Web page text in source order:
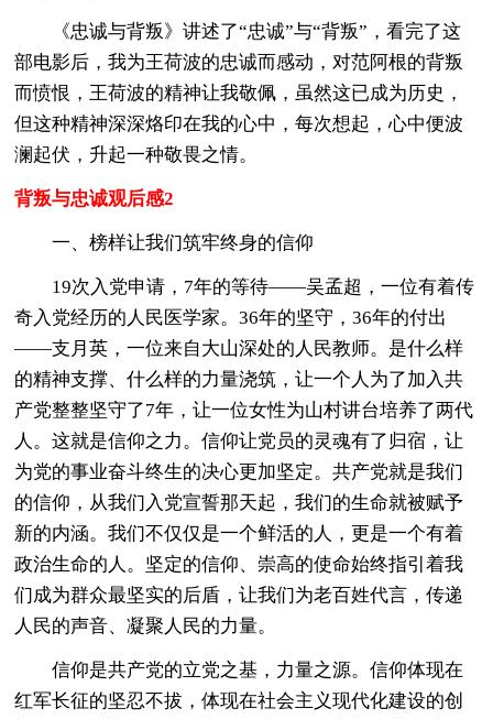
《忠诚与背叛》讲述了“忠诚”与“背叛”，看完了这
部电影后，我为王荷波的忠诚而感动，对范阿根的背叛
而愤恨，王荷波的精神让我敬佩，虽然这已成为历史，
但这种精神深深烙印在我的心中，每次想起，心中便波
澜起伏，升起一种敬畏之情。
背叛与忠诚观后感2
一、榜样让我们筑牢终身的信仰
19次入党申请，7年的等待——吴孟超，一位有着传
奇入党经历的人民医学家。36年的坚守，36年的付出
——支月英，一位来自大山深处的人民教师。是什么样
的精神支撑、什么样的力量浇筑，让一个人为了加入共
产党整整坚守了7年，让一位女性为山村讲台培养了两代
人。这就是信仰之力。信仰让党员的灵魂有了归宿，让
为党的事业奋斗终生的决心更加坚定。共产党就是我们
的信仰，从我们入党宣誓那天起，我们的生命就被赋予
新的内涵。我们不仅仅是一个鲜活的人，更是一个有着
政治生命的人。坚定的信仰、崇高的使命始终指引着我
们成为群众最坚实的后盾，让我们为老百姓代言，传递
人民的声音、凝聚人民的力量。
信仰是共产党的立党之基，力量之源。信仰体现在
红军长征的坚忍不拔，体现在社会主义现代化建设的创